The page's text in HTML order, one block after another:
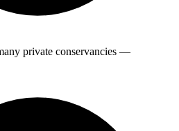
private conservancies —